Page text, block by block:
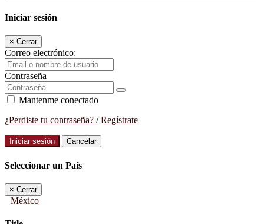
Iniciar sesión
× Cerrar
Correo electrónico:
Contraseña
Mantenme conectado
¿Perdiste tu contraseña? /Regístrate
Iniciar sesión Cancelar
Seleccionar un País
× Cerrar
México